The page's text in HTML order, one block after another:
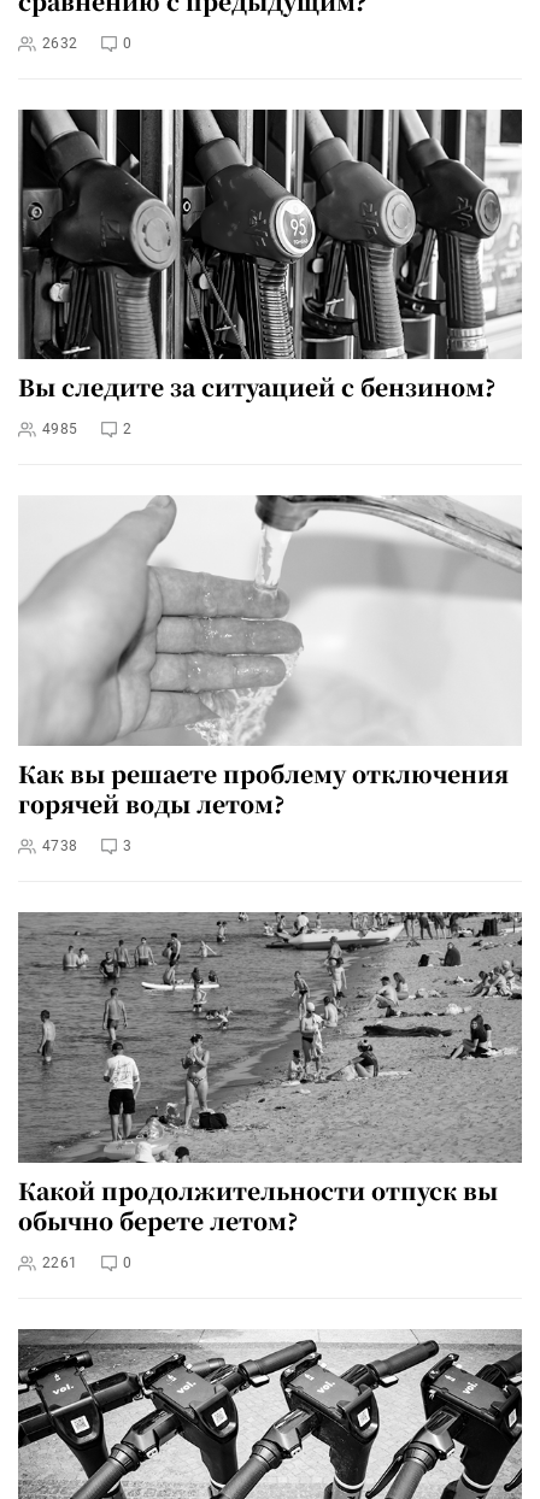
2632 0
Вы следите за ситуацией с бензином?
4985 2
Как вы решаете проблему отключения
горячей воды летом?
4738 3
Какой продолжительности отпуск вы
обычно берете летом?
2261 0